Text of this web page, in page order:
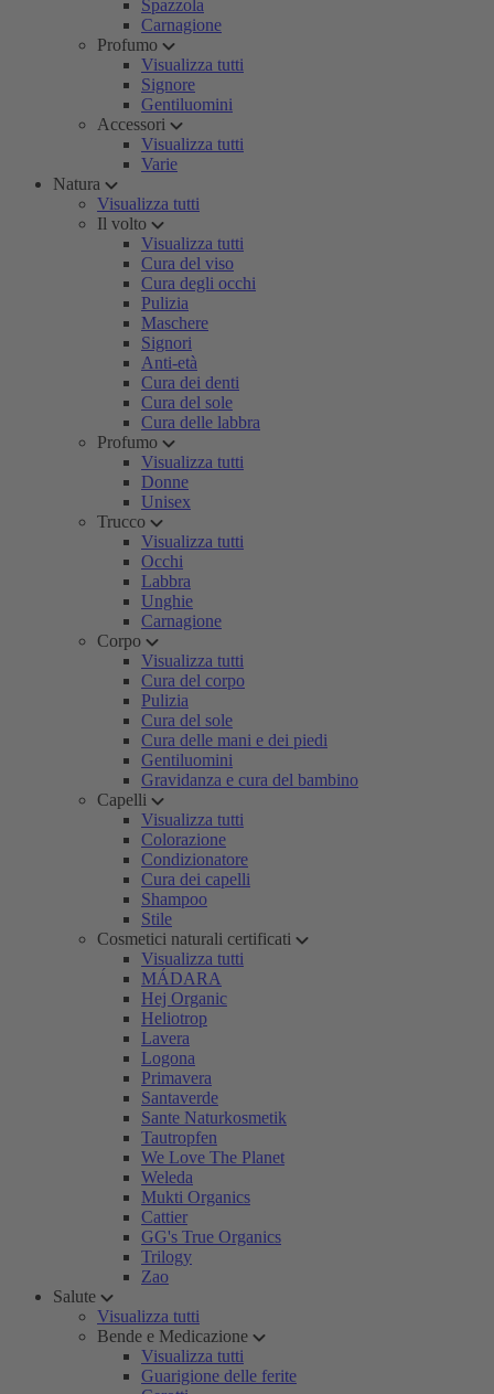
Spazzola
Carnagione
Profumo
Visualizza tutti
Signore
Gentiluomini
Accessori
Visualizza tutti
Varie
Natura
Visualizza tutti
Il volto
Visualizza tutti
Cura del viso
Cura degli occhi
Pulizia
Maschere
Signori
Anti-età
Cura dei denti
Cura del sole
Cura delle labbra
Profumo
Visualizza tutti
Donne
Unisex
Trucco
Visualizza tutti
Occhi
Labbra
Unghie
Carnagione
Corpo
Visualizza tutti
Cura del corpo
Pulizia
Cura del sole
Cura delle mani e dei piedi
Gentiluomini
Gravidanza e cura del bambino
Capelli
Visualizza tutti
Colorazione
Condizionatore
Cura dei capelli
Shampoo
Stile
Cosmetici naturali certificati
Visualizza tutti
MÁDARA
Hej Organic
Heliotrop
Lavera
Logona
Primavera
Santaverde
Sante Naturkosmetik
Tautropfen
We Love The Planet
Weleda
Mukti Organics
Cattier
GG's True Organics
Trilogy
Zao
Salute
Visualizza tutti
Bende e Medicazione
Visualizza tutti
Guarigione delle ferite